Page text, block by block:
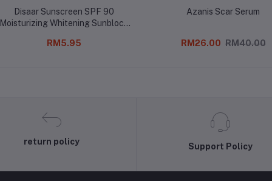
Disaar Sunscreen SPF 90
Moisturizing Whitening Sunblock
RM5.95
Azanis Scar Serum
RM26.00 RM40.00
return policy
Support Policy